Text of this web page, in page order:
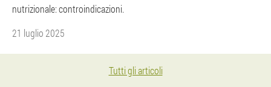
nutrizionale: controindicazioni.
21 luglio 2025
Tutti gli articoli